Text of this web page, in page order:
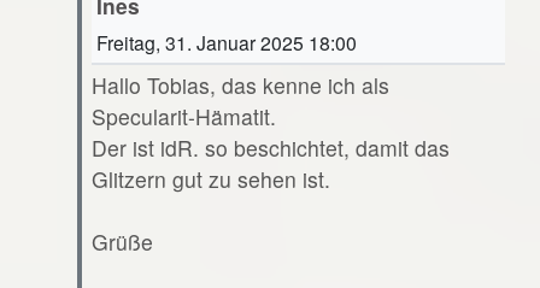
Freitag, 31. Januar 2025 18:00
Hallo Tobias, das kenne ich als
Specularit-Hämatit.
Der ist idR. so beschichtet, damit das
Glitzern gut zu sehen ist.
Grüße